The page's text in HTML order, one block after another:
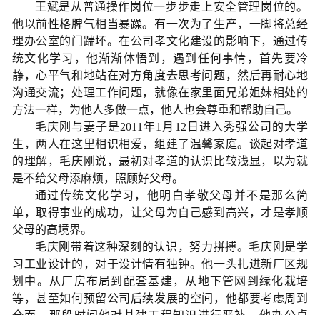
王斌是从普通操作岗位一步步走上安全管理岗位的。
他以前性格脾气相当暴躁。有一次为了生产，一脚将总经
理办公室的门踹坏。在公司孝文化建设的影响下，通过传
统文化学习，他渐渐体悟到，遇到任何事情，首先要冷
静，心平气和地站在对方角度去思考问题，然后再耐心地
沟通交流；处理工作问题，就像在家里面兄弟姐妹相处的
方法一样，为他人多做一点，他人也会尊重和帮助自己。
毛庆刚与妻子是2011年1月12日进入秀强公司的大学
生，两人在这里相识相爱，组建了温馨家庭。谈起对孝道
的理解，毛庆刚说，最初对孝道的认识比较浅显，以为就
是不给父母添麻烦，照顾好父母。
通过传统文化学习，他明白孝敬父母并不是那么简
单，取得事业的成功，让父母为自己感到高兴，才是孝顺
父母的高境界。
毛庆刚带着这种深刻的认识，努力拼搏。毛庆刚是学
习工业设计的，对于设计情有独钟。他一头扎进新厂区规
划中。从厂房布局到配套基建，从地下管网到绿化栽培
等，甚至如何预留公司后续发展的空间，他都要考虑周到